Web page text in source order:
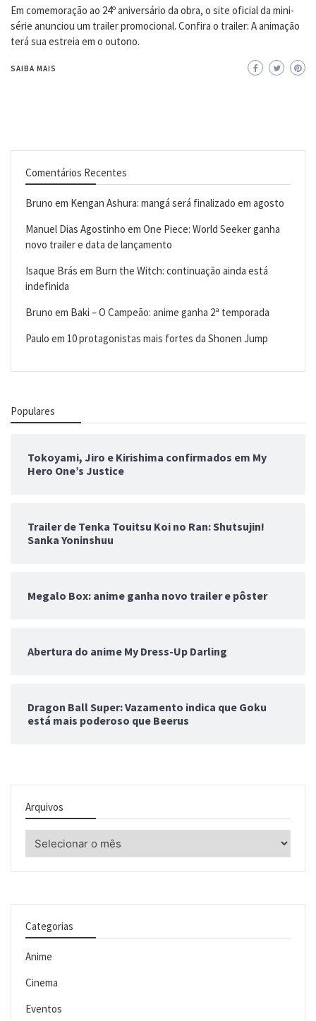
Em comemoração ao 24º aniversário da obra, o site oficial da mini-
série anunciou um trailer promocional. Confira o trailer: A animação
terá sua estreia em o outono.
SAIBA MAIS
Comentários Recentes
Bruno em Kengan Ashura: mangá será finalizado em agosto
Manuel Dias Agostinho em One Piece: World Seeker ganha
novo trailer e data de lançamento
Isaque Brás em Burn the Witch: continuação ainda está
indefinida
Bruno em Baki – O Campeão: anime ganha 2ª temporada
Paulo em 10 protagonistas mais fortes da Shonen Jump
Populares
Tokoyami, Jiro e Kirishima confirmados em My
Hero One’s Justice
Trailer de Tenka Touitsu Koi no Ran: Shutsujin!
Sanka Yoninshuu
Megalo Box: anime ganha novo trailer e pôster
Abertura do anime My Dress-Up Darling
Dragon Ball Super: Vazamento indica que Goku
está mais poderoso que Beerus
Arquivos
Arquivos
Categorias
Anime
Cinema
Eventos